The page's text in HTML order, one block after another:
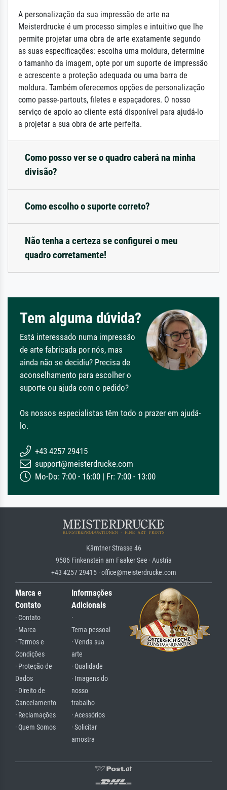
A personalização da sua impressão de arte na
Meisterdrucke é um processo simples e intuitivo que lhe
permite projetar uma obra de arte exatamente segundo
as suas especificações: escolha uma moldura, determine
o tamanho da imagem, opte por um suporte de impressão
e acrescente a proteção adequada ou uma barra de
moldura. Também oferecemos opções de personalização
como passe-partouts, filetes e espaçadores. O nosso
serviço de apoio ao cliente está disponível para ajudá-lo
a projetar a sua obra de arte perfeita.
Como posso ver se o quadro caberá na minha
divisão?
Como escolho o suporte correto?
Não tenha a certeza se configurei o meu
quadro corretamente!
Tem alguma dúvida?
Está interessado numa impressão
de arte fabricada por nós, mas
ainda não se decidiu? Precisa de
aconselhamento para escolher o
suporte ou ajuda com o pedido?
Os nossos especialistas têm todo o prazer em ajudá-
lo.
+43 4257 29415
support@meisterdrucke.com
Mo-Do: 7:00 - 16:00 | Fr: 7:00 - 13:00
Kärntner Strasse 46
9586 Finkenstein am Faaker See · Austria
+43 4257 29415 · office@meisterdrucke.com
Marca e
Contato
· Contato
· Marca
· Termos e
Condições
· Proteção de
Dados
· Direito de
Cancelamento
· Reclamações
· Quem Somos
Informações
Adicionais
·
Tema pessoal
· Venda sua
arte
· Qualidade
· Imagens do
nosso
trabalho
· Acessórios
· Solicitar
amostra